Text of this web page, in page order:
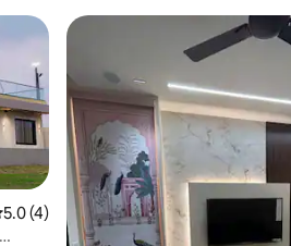
promedio: 5.0 de 5, 4 reseñas
5.0 (4)